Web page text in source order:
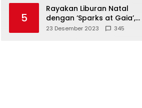
5
Rayakan Liburan Natal
dengan ‘Sparks at Gaia’,
Sajikan Tempat Foto Estetik
23 Desember 2023 345